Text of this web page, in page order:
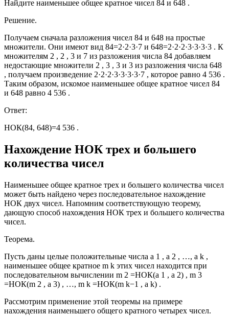
Найдите наименьшее общее кратное чисел 84 и 648 .
Решение.
Получаем сначала разложения чисел 84 и 648 на простые
множители. Они имеют вид 84=2·2·3·7 и 648=2·2·2·3·3·3·3 . К
множителям 2 , 2 , 3 и 7 из разложения числа 84 добавляем
недостающие множители 2 , 3 , 3 и 3 из разложения числа 648
, получаем произведение 2·2·2·3·3·3·3·7 , которое равно 4 536 .
Таким образом, искомое наименьшее общее кратное чисел 84
и 648 равно 4 536 .
Ответ:
НОК(84, 648)=4 536 .
Нахождение НОК трех и большего
количества чисел
Наименьшее общее кратное трех и большего количества чисел
может быть найдено через последовательное нахождение
НОК двух чисел. Напомним соответствующую теорему,
дающую способ нахождения НОК трех и большего количества
чисел.
Теорема.
Пусть даны целые положительные числа a 1 , a 2 , …, a k ,
наименьшее общее кратное m k этих чисел находится при
последовательном вычислении m 2 =НОК(a 1 , a 2) , m 3
=НОК(m 2 , a 3) , …, m k =НОК(m k−1 , a k) .
Рассмотрим применение этой теоремы на примере
нахождения наименьшего общего кратного четырех чисел.